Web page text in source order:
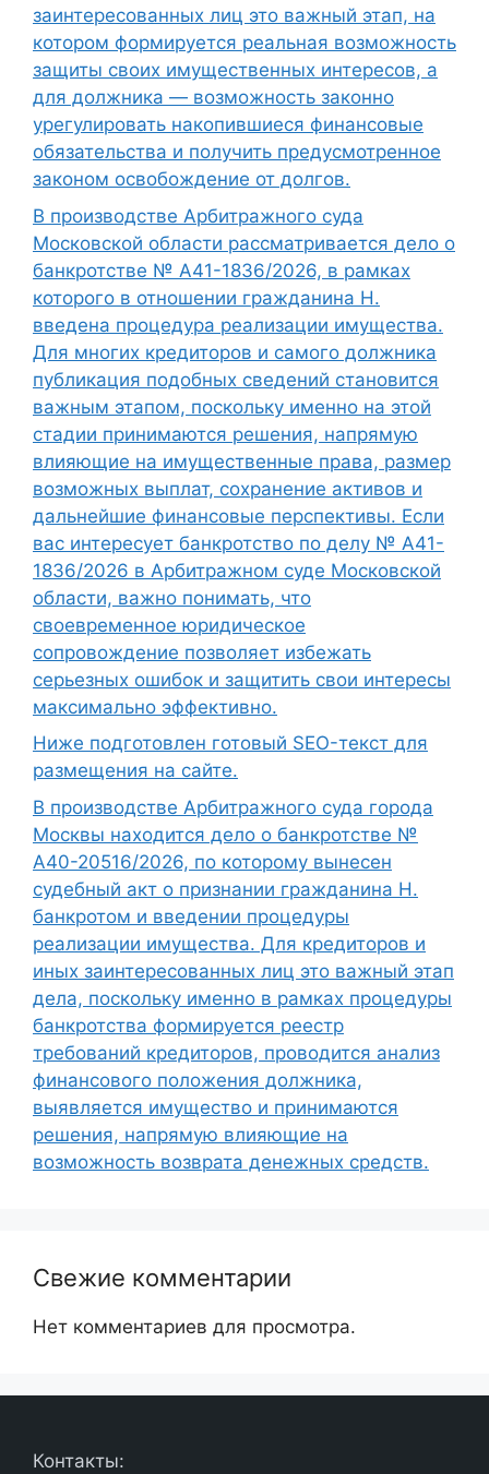
заинтересованных лиц это важный этап, на
котором формируется реальная возможность
защиты своих имущественных интересов, а
для должника — возможность законно
урегулировать накопившиеся финансовые
обязательства и получить предусмотренное
законом освобождение от долгов.
В производстве Арбитражного суда
Московской области рассматривается дело о
банкротстве № А41-1836/2026, в рамках
которого в отношении гражданина Н.
введена процедура реализации имущества.
Для многих кредиторов и самого должника
публикация подобных сведений становится
важным этапом, поскольку именно на этой
стадии принимаются решения, напрямую
влияющие на имущественные права, размер
возможных выплат, сохранение активов и
дальнейшие финансовые перспективы. Если
вас интересует банкротство по делу № А41-
1836/2026 в Арбитражном суде Московской
области, важно понимать, что
своевременное юридическое
сопровождение позволяет избежать
серьезных ошибок и защитить свои интересы
максимально эффективно.
Ниже подготовлен готовый SEO-текст для
размещения на сайте.
В производстве Арбитражного суда города
Москвы находится дело о банкротстве №
А40-20516/2026, по которому вынесен
судебный акт о признании гражданина Н.
банкротом и введении процедуры
реализации имущества. Для кредиторов и
иных заинтересованных лиц это важный этап
дела, поскольку именно в рамках процедуры
банкротства формируется реестр
требований кредиторов, проводится анализ
финансового положения должника,
выявляется имущество и принимаются
решения, напрямую влияющие на
возможность возврата денежных средств.
Свежие комментарии
Нет комментариев для просмотра.
Контакты: